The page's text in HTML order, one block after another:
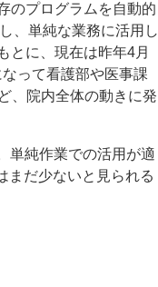
のプログラムを自動的
、単純な業務に活用し
とに、現在は昨年4月
って看護部や医事課
、院内全体の動きに発
単純作業での活用が適
まだ少ないと見られる